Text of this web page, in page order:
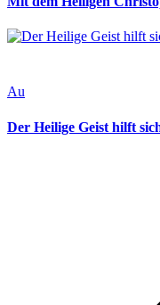
Au
Der Heilige Geist hilft